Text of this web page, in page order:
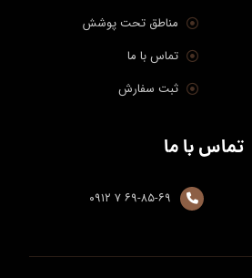
مناطق تحت پوشش
تماس با ما
ثبت سفارش
تماس با ما
۶۹-۸۵-۶۹ ۷ ۰۹۱۲